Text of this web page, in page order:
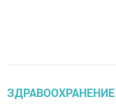
ЗДРАВООХРАНЕНИЕ